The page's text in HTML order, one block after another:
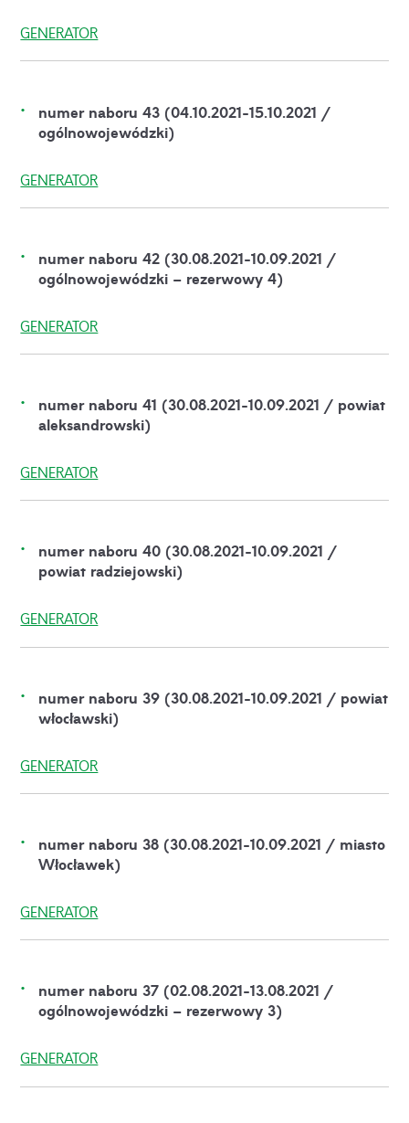
GENERATOR
numer naboru 43 (04.10.2021-15.10.2021 /
ogólnowojewódzki)
GENERATOR
numer naboru 42 (30.08.2021-10.09.2021 /
ogólnowojewódzki – rezerwowy 4)
GENERATOR
numer naboru 41 (30.08.2021-10.09.2021 / powiat
aleksandrowski)
GENERATOR
numer naboru 40 (30.08.2021-10.09.2021 /
powiat radziejowski)
GENERATOR
numer naboru 39 (30.08.2021-10.09.2021 / powiat
włocławski)
GENERATOR
numer naboru 38 (30.08.2021-10.09.2021 / miasto
Włocławek)
GENERATOR
numer naboru 37 (02.08.2021-13.08.2021 /
ogólnowojewódzki – rezerwowy 3)
GENERATOR